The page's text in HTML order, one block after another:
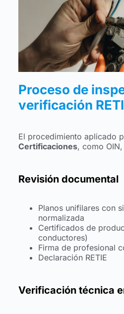
Proceso de
verificación
El procedimiento aplicado
Certificaciones, como
Revisión documental
Planos unifilares con
normalizada
Certificados de
conductores)
Firma de profesional
Declaración RETIE
Verificación técnica